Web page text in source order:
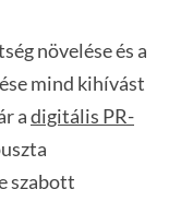
növelése és a
mind kihívást
adigitális PR-
szabott